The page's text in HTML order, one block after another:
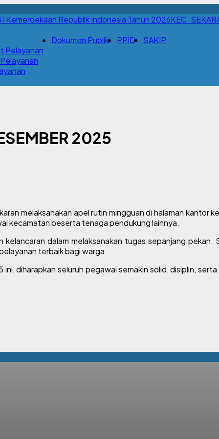
KEC.
Pelayanan
Dokumen Publik PPID SAKIP
2025
melaksanakan apel rutin mingguan di halaman kantor
kecamatan beserta tenaga pendukung lainnya.
dalam melaksanakan tugas sepanjang
terbaik bagi warga.
diharapkan seluruh pegawai semakin solid, disiplin,